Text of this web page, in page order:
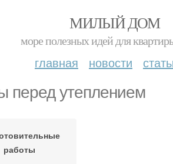
МИЛЫЙ ДОМ
море полезных идей для
главная новости
перед утеплением
работы